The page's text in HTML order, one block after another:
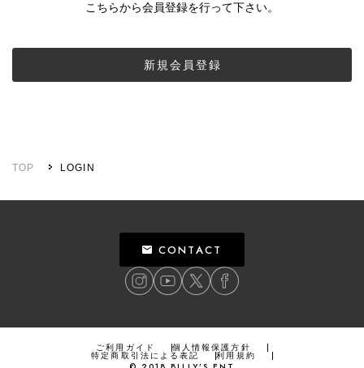
こちらから会員登録を行って下さい。
新規会員登録
TOP LOGIN
CONTACT
ご利用ガイド 個人情報保護方針
特定商取引法による表記
利用規約